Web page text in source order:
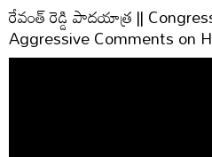
రేవంత్ రెడ్డి పాదయాత్ర ||
Aggressive Comments on